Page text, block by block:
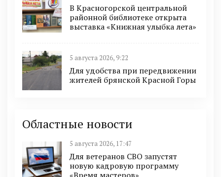
В Красногорской центральной
районной библиотеке открыта
выставка «Книжная улыбка лета»
5 августа 2026, 9:22
Для удобства при передвижении
жителей брянской Красной Горы
Областные новости
5 августа 2026, 17:47
Для ветеранов СВО запустят
новую кадровую программу